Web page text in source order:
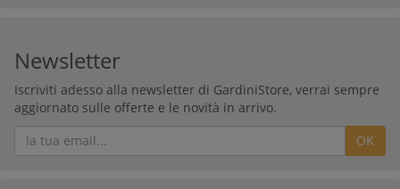
Newsletter
Iscriviti adesso alla newsletter di GardiniStore, verrai sempre
aggiornato sulle offerte e le novità in arrivo.
OK